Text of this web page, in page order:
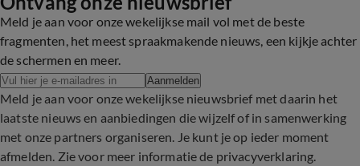
Meld je aan voor onze wekelijkse mail vol met de beste
fragmenten, het meest spraakmakende nieuws, een kijkje achter
de schermen en meer.
Aanmelden
Meld je aan voor onze wekelijkse nieuwsbrief met daarin het
laatste nieuws en aanbiedingen die wijzelf of in samenwerking
met onze partners organiseren. Je kunt je op ieder moment
afmelden. Zie voor meer informatie de privacyverklaring.